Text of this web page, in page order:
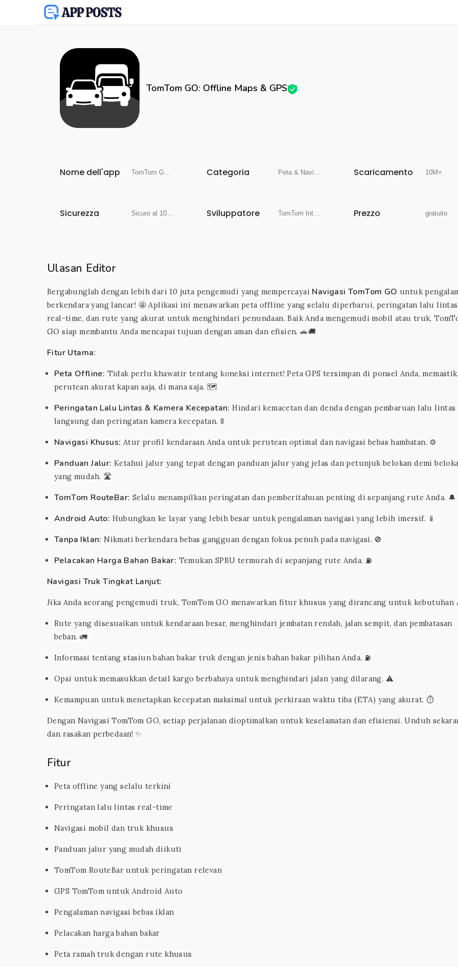
TomTom GO: Offline Maps & GPS
Nome dell'app TomTom GO: Offline Maps & GPS Categoria Peta & Navigasi Scaricamento 10M+
Sicurezza Sicuro al 100% Sviluppatore TomTom International BV Prezzo gratuito
Ulasan Editor
Bergabunglah dengan lebih dari 10 juta pengemudi yang mempercayai Navigasi TomTom GO untuk
berkendara yang lancar! 🤩 Aplikasi ini menawarkan peta offline yang selalu diperbarui, peringatan lalu lintas
real-time, dan rute yang akurat untuk menghindari penundaan. Baik Anda mengemudi mobil atau truk,
GO siap membantu Anda mencapai tujuan dengan aman dan efisien. 🚗🚚
Fitur Utama:
Peta Offline: Tidak perlu khawatir tentang koneksi internet! Peta GPS tersimpan di ponsel Anda,
perutean akurat kapan saja, di mana saja. 🗺️
Peringatan Lalu Lintas & Kamera Kecepatan: Hindari kemacetan dan denda dengan pembaruan lalu lintas
langsung dan peringatan kamera kecepatan. 🚦
Navigasi Khusus: Atur profil kendaraan Anda untuk perutean optimal dan navigasi bebas hambatan. ⚙️
Panduan Jalur: Ketahui jalur yang tepat dengan panduan jalur yang jelas dan petunjuk belokan demi
yang mudah. 🛣️
TomTom RouteBar: Selalu menampilkan peringatan dan pemberitahuan penting di sepanjang rute Anda. 🔔
Android Auto: Hubungkan ke layar yang lebih besar untuk pengalaman navigasi yang lebih imersif. 📱
Tanpa Iklan: Nikmati berkendara bebas gangguan dengan fokus penuh pada navigasi. 🚫
Pelacakan Harga Bahan Bakar: Temukan SPBU termurah di sepanjang rute Anda. ⛽
Navigasi Truk Tingkat Lanjut:
Jika Anda seorang pengemudi truk, TomTom GO menawarkan fitur khusus yang dirancang untuk kebutuhan
Rute yang disesuaikan untuk kendaraan besar, menghindari jembatan rendah, jalan sempit, dan pembatasan
beban. 🚛
Informasi tentang stasiun bahan bakar truk dengan jenis bahan bakar pilihan Anda. ⛽
Opsi untuk memasukkan detail kargo berbahaya untuk menghindari jalan yang dilarang. ⚠️
Kemampuan untuk menetapkan kecepatan maksimal untuk perkiraan waktu tiba (ETA) yang akurat. ⏱️
Dengan Navigasi TomTom GO, setiap perjalanan dioptimalkan untuk keselamatan dan efisiensi. Unduh
dan rasakan perbedaan! ✨
Fitur
Peta offline yang selalu terkini
Peringatan lalu lintas real-time
Navigasi mobil dan truk khusus
Panduan jalur yang mudah diikuti
TomTom RouteBar untuk peringatan relevan
GPS TomTom untuk Android Auto
Pengalaman navigasi bebas iklan
Pelacakan harga bahan bakar
Peta ramah truk dengan rute khusus